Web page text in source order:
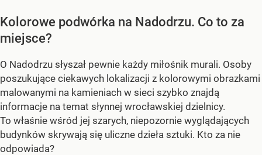
Kolorowe podwórka na Nadodrzu. Co to za
miejsce?
O Nadodrzu słyszał pewnie każdy miłośnik murali. Osoby
poszukujące ciekawych lokalizacji z kolorowymi obrazkami
malowanymi na kamieniach w sieci szybko znajdą
informacje na temat słynnej wrocławskiej dzielnicy.
To właśnie wśród jej szarych, niepozornie wyglądających
budynków skrywają się uliczne dzieła sztuki. Kto za nie
odpowiada?